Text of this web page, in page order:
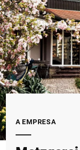
A EMPRESA